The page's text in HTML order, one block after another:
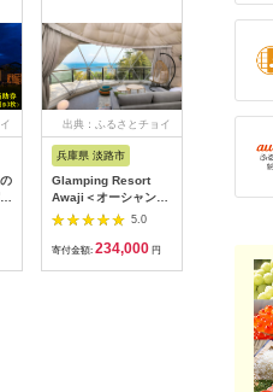
出典：ふるさとチョイ
兵庫県 淡路市
Glamping Resort
Awaji＜オーシャンテ
ラス＞素泊まりプラン
5.0
寄付金額: 234,000 円
香川県 観音
日】ゲス